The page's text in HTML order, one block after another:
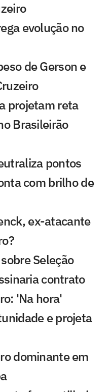
evolução no
de Gerson e
projetam reta
Brasileirão
pontos
com brilho de
ex-atacante
Seleção
contrato
'Na hora'
e projeta
dominante em